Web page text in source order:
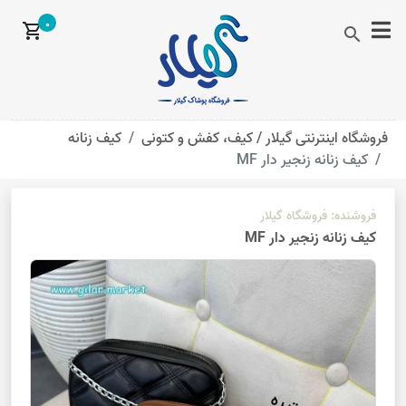
search
shopping_cart0
فروشگاه اینترنتی گیلار /کیف، کفش و کتونی
کیف زنانه
کیف زنانه زنجیر دار MF
فروشنده: فروشگاه گیلار
کیف زنانه زنجیر دار MF